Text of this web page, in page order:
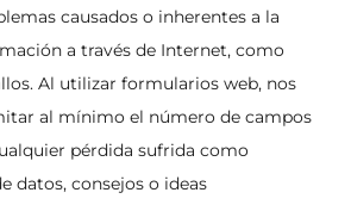
causados o inherentes a la
a través de Internet, como
Al utilizar formularios web, nos
al mínimo el número de campos
pérdida sufrida como
datos, consejos o ideas